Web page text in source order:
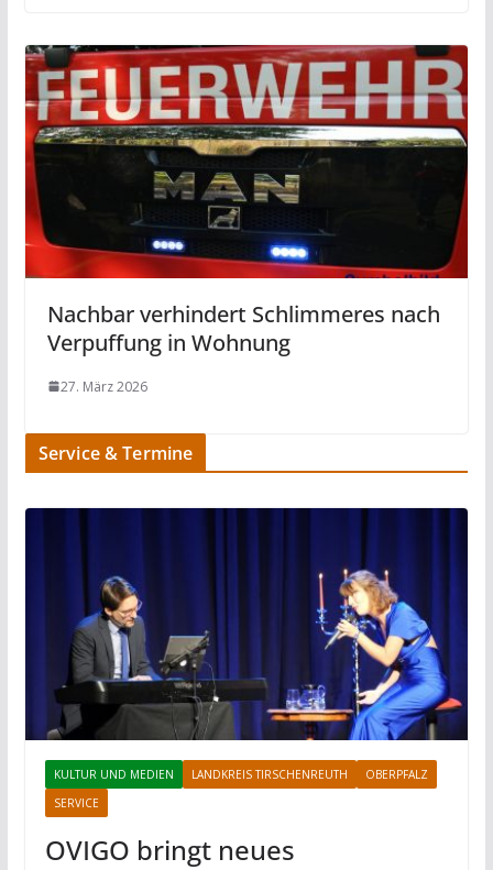
Nachbar verhindert Schlimmeres nach
Verpuffung in Wohnung
27. März 2026
Service & Termine
KULTUR UND MEDIEN LANDKREIS TIRSCHENREUTH
OBERPFALZ
SERVICE
OVIGO bringt neues